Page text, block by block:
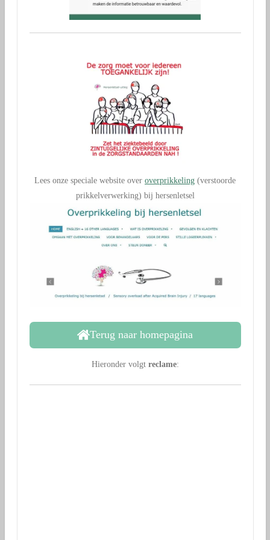
Lees onze speciale website over overprikkeling (verstoorde
prikkelverwerking) bij hersenletsel
Terug naar homepagina
Hieronder volgtreclame: